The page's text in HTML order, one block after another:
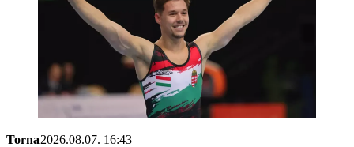
Torna2026.08.07. 16:43